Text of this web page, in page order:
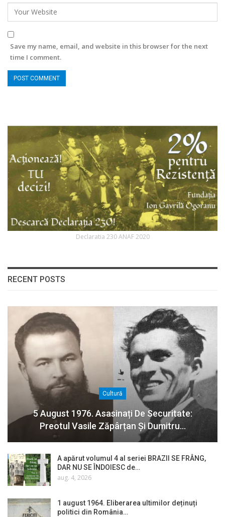
Save my name, email, and website in this browser for the next
time I comment.
Declaratia 230 ANAF 2020
RECENT POSTS
Cultură
5 August 1976. Asasinați De Securitate:
Preotul Vasile Zăpârțan Și Dumitru…
A apărut volumul 4 al seriei BRAZII SE FRÂNG,
DAR NU SE ÎNDOIESC de…
aug. 4, 2026
1 august 1964. Eliberarea ultimilor deținuți
politici din România…